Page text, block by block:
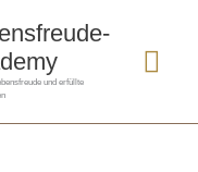
und erfüllte